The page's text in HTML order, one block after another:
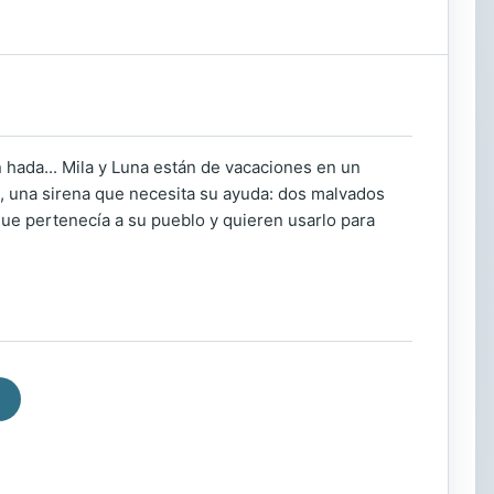
Mila y Luna están de vacaciones en un
sirena que necesita su ayuda: dos malvados
pertenecía a su pueblo y quieren usarlo para